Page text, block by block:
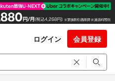
ログイン 会員登録